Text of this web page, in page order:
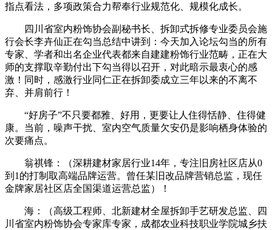
指点看法，多项政策合力帮奉行业规范化、规模化成长。
四川省室内粉饰协会副秘书长、拆卸式拆修专业委员会施
行会长李卉仙正在勾当总结中讲到：今天加入论坛勾当的所有
专家、学者和出名企业代表都来自建建粉饰行业范畴，正在大
师的支撑取辛勤付出下勾当得以召开，对此暗示最衷心的感
激！同时，感激行业同仁正在拆卸委成立三年以来的不离不
弃、并肩前行！
“好房子”不只要都雅、好用，更要让人住得恬静、住得健
康。当前，噪声干扰、室内空气质量欠安仍是影响栖身体验的
次要痛点。
翁祺锋：（深耕建材家居行业14年，专注旧房社区店从0
到1的打制取高端品牌运营。曾任某旧改品牌营销总监，现任
金牌家居社区店全国渠道运营总监）！
海：（高级工程师、北新建材全屋拆卸手艺研发总监、四
川省室内粉饰协会专家库专家，成都农业科技职业学院城乡扶